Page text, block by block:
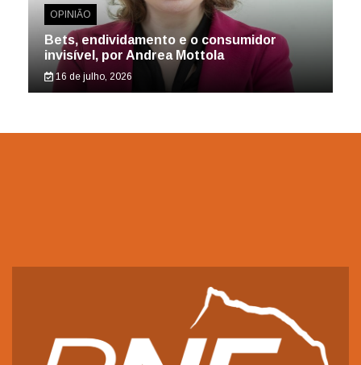
OPINIÃO
Bets, endividamento e o consumidor
invisível, por Andrea Mottola
16 de julho, 2026